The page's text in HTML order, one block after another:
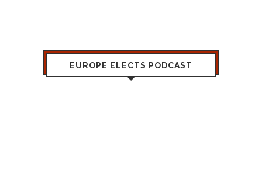
EUROPE ELECTS PODCAST